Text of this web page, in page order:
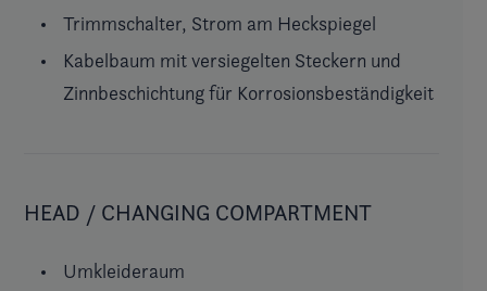
Trimmschalter, Strom am Heckspiegel
Kabelbaum mit versiegelten Steckern und
Zinnbeschichtung für Korrosionsbeständigkeit
HEAD / CHANGING COMPARTMENT
Umkleideraum